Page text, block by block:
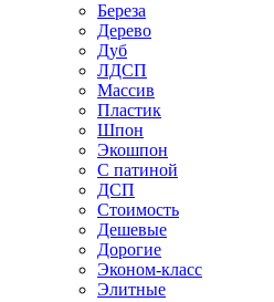
Береза
Дерево
Дуб
ЛДСП
Массив
Пластик
Шпон
Экошпон
С патиной
ДСП
Стоимость
Дешевые
Дорогие
Эконом-класс
Элитные